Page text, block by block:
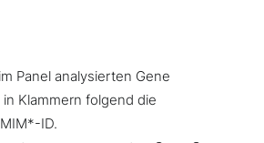
Panel analysierten Gene
Klammern folgend die
ID.